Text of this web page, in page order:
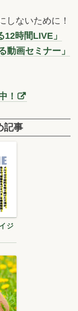
しないために！
12時間LIVE」
動画セミナー」
！
記事
ジ